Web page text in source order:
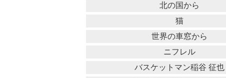
北の国から
猫
世界の車窓から
ニフレル
バスケットマン稲谷 征也